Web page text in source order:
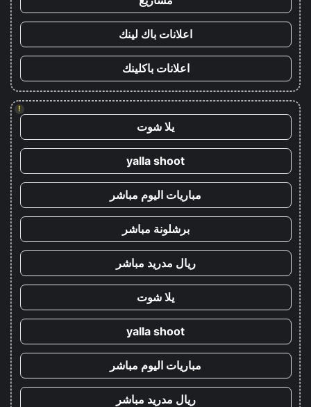
اعلانات باك لينك
اعلانات باكلينك
!
يلا شوت
yalla shoot
مباريات اليوم مباشر
برشلونة مباشر
ريال مدريد مباشر
يلا شوت
yalla shoot
مباريات اليوم مباشر
ريال مدريد مباشر